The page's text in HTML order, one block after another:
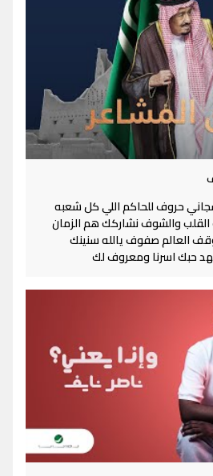
حروف للحاكم اللي كل شعبه
والشوف نشاركك هم الزمان
العالم صفوف يالله سنينك
حبك اسرنا ومعروف لك